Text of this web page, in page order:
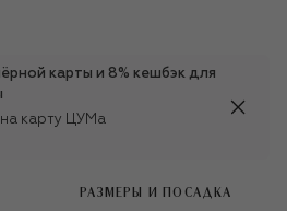
карты и 8% кешбэк для
карту ЦУМа
РАЗМЕРЫ И ПОСАДКА